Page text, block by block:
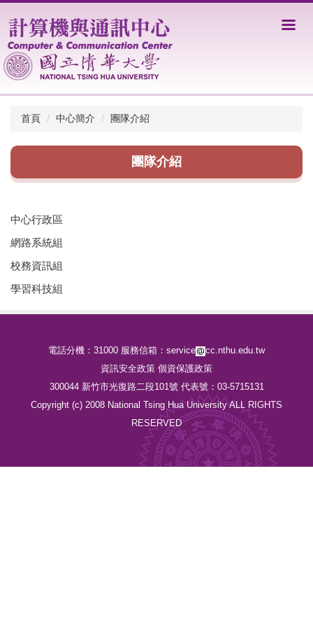
到
主
要
內
容
區
首頁
中心簡介 團隊介紹
團隊介紹
中心行政區
網路系統組
校務資訊組
學習科技組
電話分機：31000 服務信箱：service
cc.nthu.edu.tw
資訊安全政策 個資保護政策
300044 新竹市光復路二段101號 代表號：03-5715131
Copyright (c) 2008 National Tsing Hua University ALL RIGHTS
RESERVED